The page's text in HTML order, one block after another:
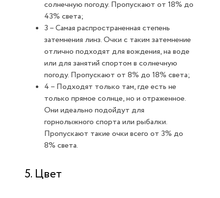
солнечную погоду. Пропускают от 18% до
43% света;
3 – Самая распространенная степень
затемнения линз. Очки с таким затемнение
отлично подходят для вождения, на воде
или для занятий спортом в солнечную
погоду. Пропускают от 8% до 18% света;
4 – Подходят только там, где есть не
только прямое солнце, но и отраженное.
Они идеально подойдут для
горнолыжного спорта или рыбалки.
Пропускают такие очки всего от 3% до
8% света.
5. Цвет